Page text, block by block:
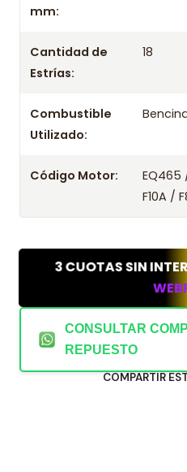
mm:
Cantidad de
Estrías:
18
Combustible
Utilizado:
Código Motor:
EQ465
F10A /
3 CUOTAS SIN
CONSULTAR
REPUESTO
COMPARTIR